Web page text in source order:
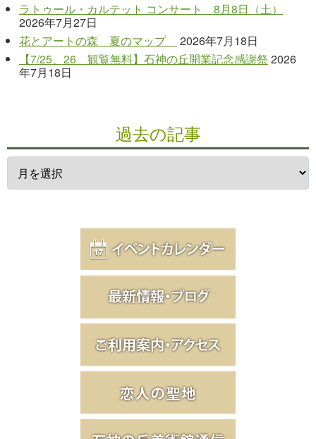
ラトゥール・カルテット コンサート 8月8日（土）
2026年7月27日
花とアートの森 夏のマップ
2026年7月18日
【7/25、26 観覧無料】石神の丘開業記念感謝祭 2026
年7月18日
過去の記事